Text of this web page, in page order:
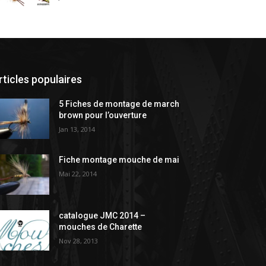
populaires
5 Fiches de montage de march
brown pour l’ouverture
Jan 13, 2014
Fiche montage mouche de mai
Mai 22, 2014
catalogue JMC 2014 –
mouches de Charette
Nov 28, 2013